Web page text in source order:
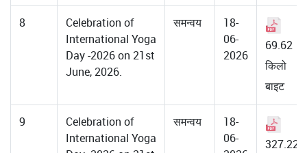
8
Celebration of
International Yoga
Day -2026 on 21st
June, 2026.
समन्वय
18-
06-
2026
69.62
किलो
बाइट
9
Celebration of
International Yoga
समन्वय
18-
06-
327.22